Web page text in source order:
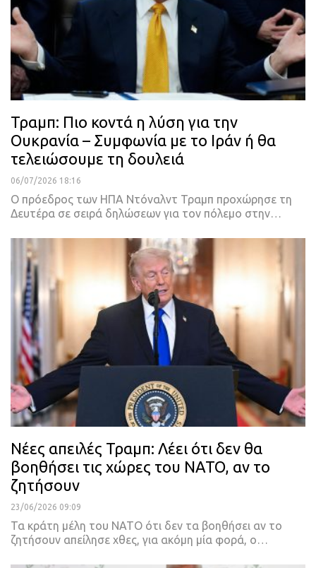
Τραμπ: Πιο κοντά η λύση για την
Ουκρανία – Συμφωνία με το Ιράν ή θα
τελειώσουμε τη δουλειά
06/07/2026 18:16
Ο πρόεδρος των ΗΠΑ Ντόναλντ Τραμπ προχώρησε τη
Δευτέρα σε σειρά δηλώσεων για τον πόλεμο στην…
Νέες απειλές Τραμπ: Λέει ότι δεν θα
βοηθήσει τις χώρες του NATO, αν το
ζητήσουν
23/06/2026 09:09
Τα κράτη μέλη του NATO ότι δεν τα βοηθήσει αν το
ζητήσουν απείλησε χθες, για ακόμη μία φορά, ο…